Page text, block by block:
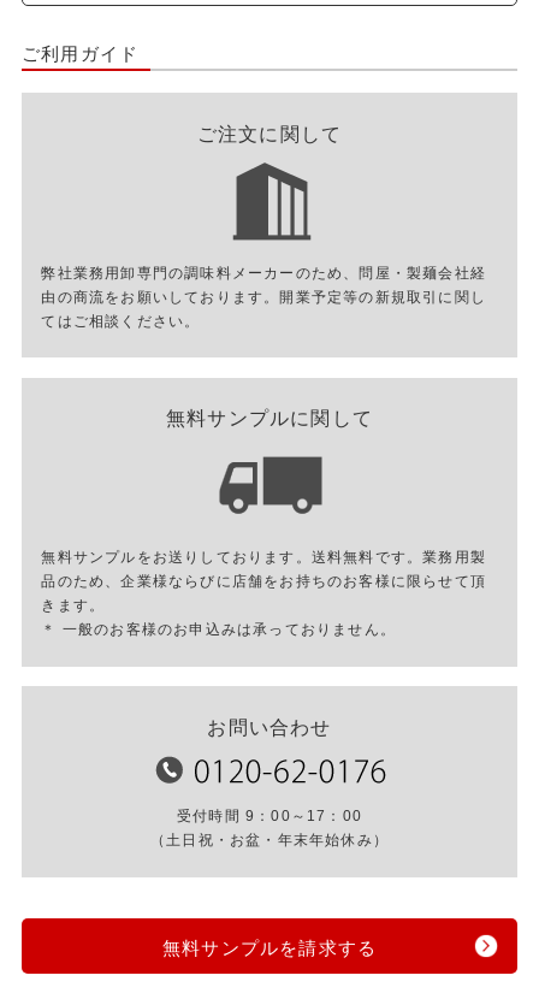
ご利用ガイド
ご注文に関して
弊社業務用卸専門の調味料メーカーのため、問屋・製麺会社経
由の商流をお願いしております。開業予定等の新規取引に関し
てはご相談ください。
無料サンプルに関して
無料サンプルをお送りしております。送料無料です。業務用製
品のため、企業様ならびに店舗をお持ちのお客様に限らせて頂
きます。
＊ 一般のお客様のお申込みは承っておりません。
お問い合わせ
受付時間 9：00～17：00
（土日祝・お盆・年末年始休み）
無料サンプルを請求する